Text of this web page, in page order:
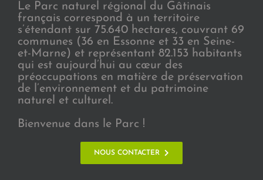
Le Parc naturel régional du Gâtinais
français correspond à un territoire
s’étendant sur 75.640 hectares, couvrant 69
communes (36 en Essonne et 33 en Seine-
et-Marne) et représentant 82.153 habitants
qui est aujourd’hui au cœur des
préoccupations en matière de préservation
de l’environnement et du patrimoine
naturel et culturel.
Bienvenue dans le Parc !
NOUS CONTACTER